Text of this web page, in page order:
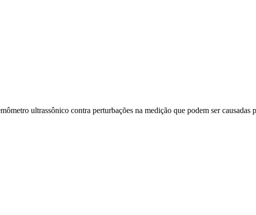
ultrassônico contra perturbações na medição que podem ser causadas